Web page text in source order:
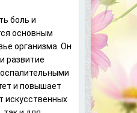
боль и
основным
организма. Он
развитие
и повышает
искусственных